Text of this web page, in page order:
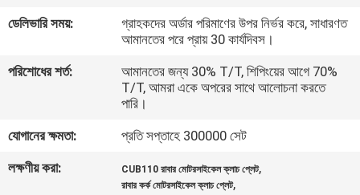
নিয়ন্ত্রণ
খবর
একটি
উদ্ধৃতি
ডেলিভারি সময়:
গ্রাহকদের অর্ডার পরিমাণের উপর নির্ভর করে, সাধারণত
আমানতের পরে প্রায় 30 কার্যদিবস।
পরিশোধের শর্ত:
আমানতের জন্য 30% T/T, শিপিংয়ের আগে 70%
T/T, আমরা একে অপরের সাথে আলোচনা করতে
পারি।
যোগানের ক্ষমতা:
প্রতি সপ্তাহে 300000 সেট
লক্ষণীয় করা:
CUB110 রাবার মোটরসাইকেল ক্লাচ প্লেট,
রাবার কর্ক মোটরসাইকেল ক্লাচ প্লেট,